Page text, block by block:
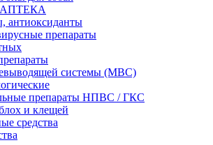
антиоксиданты
препараты
системы (МВС)
препараты НПВС / ГКС
и клещей
средства